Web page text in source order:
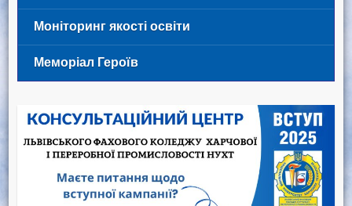
Моніторинг якості освіти
Меморіал Героїв